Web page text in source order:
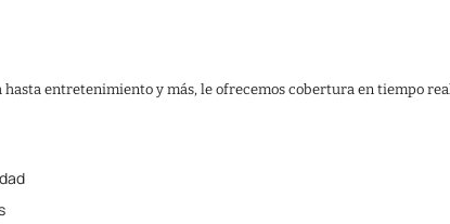
entretenimiento y más, le ofrecemos cobertura en tiempo